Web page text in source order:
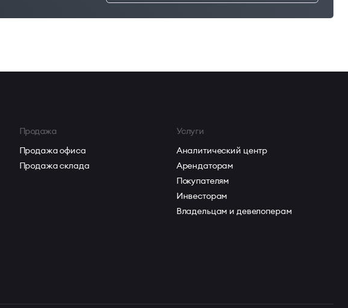
Продажа
Продажа офиса
Продажа склада
Услуги
Аналитический центр
Арендаторам
Покупателям
Инвесторам
Владельцам и девелоперам